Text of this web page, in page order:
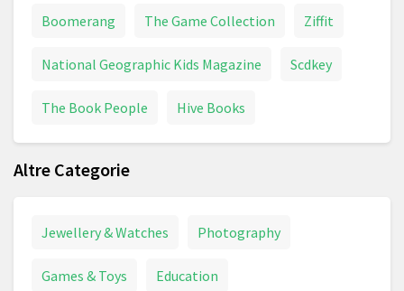
Boomerang The Game Collection Ziffit
National Geographic Kids Magazine Scdkey
The Book People Hive Books
Altre Categorie
Jewellery & Watches Photography
Games & Toys Education